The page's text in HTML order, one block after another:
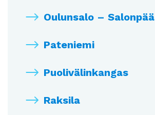
Oulunsalo – Salonpää
Pateniemi
Puolivälinkangas
Raksila